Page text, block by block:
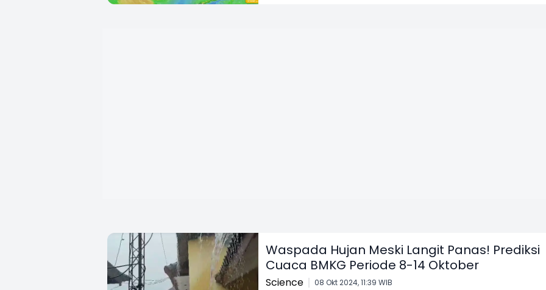
Waspada Hujan Meski Langit Panas! Prediksi
Cuaca BMKG Periode 8-14 Oktober
Science 08 Okt 2024, 11:39 WIB